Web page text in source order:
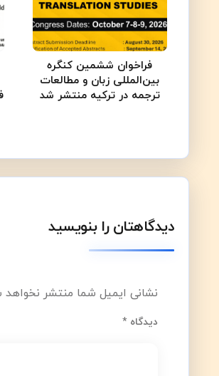
فراخوان ششمین کنگره
بین‌المللی زبان و مطالعات
ترجمه در ترکیه منتشر شد
دیدگاهتان را بنویسید
نشانی ایمیل شما منتشر
دیدگاه*